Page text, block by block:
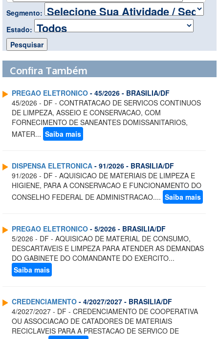
Segmento:
Estado:
Confira Também
PREGAO ELETRONICO - 45/2026 - BRASILIA/DF
45/2026 - DF - CONTRATACAO DE SERVICOS CONTINUOS
DE LIMPEZA, ASSEIO E CONSERVACAO, COM
FORNECIMENTO DE SANEANTES DOMISSANITARIOS,
MATER... Saiba mais
DISPENSA ELETRONICA - 91/2026 - BRASILIA/DF
91/2026 - DF - AQUISICAO DE MATERIAIS DE LIMPEZA E
HIGIENE, PARA A CONSERVACAO E FUNCIONAMENTO DO
CONSELHO FEDERAL DE ADMINISTRACAO.... Saiba mais
PREGAO ELETRONICO - 5/2026 - BRASILIA/DF
5/2026 - DF - AQUISICAO DE MATERIAL DE CONSUMO,
DESCARTAVEIS E LIMPEZA PARA ATENDER AS DEMANDAS
DO GABINETE DO COMANDANTE DO EXERCITO...
Saiba mais
CREDENCIAMENTO - 4/2027/2027 - BRASILIA/DF
4/2027/2027 - DF - CREDENCIAMENTO DE COOPERATIVA
OU ASSOCIACAO DE CATADORES DE MATERIAIS
RECICLAVEIS PARA A PRESTACAO DE SERVICO DE